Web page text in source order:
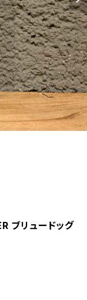
リュードッグ